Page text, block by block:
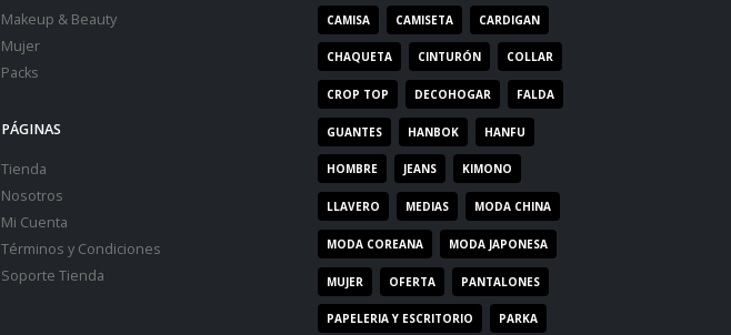
Makeup & Beauty
Mujer
Packs
PÁGINAS
Tienda
Nosotros
Mi Cuenta
Términos y Condiciones
Soporte Tienda
CAMISA CAMISETA CARDIGAN
CHAQUETA CINTURÓN COLLAR
CROP TOP DECOHOGAR FALDA
GUANTES HANBOK HANFU
HOMBRE JEANS KIMONO
LLAVERO MEDIAS MODA CHINA
MODA COREANA MODA JAPONESA
MUJER OFERTA PANTALONES
PAPELERIA Y ESCRITORIO PARKA